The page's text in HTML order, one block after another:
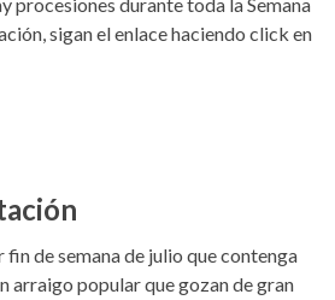
sigan el enlace haciendo click en
fin de semana de julio que contenga
arraigo popular que gozan de gran